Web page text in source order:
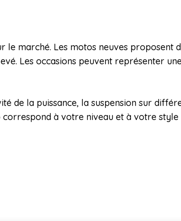
le marché. Les motos neuves proposent
Les occasions peuvent représenter
de la puissance, la suspension sur
à votre niveau et à votre style